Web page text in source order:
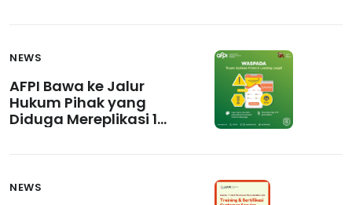
NEWS
AFPI Bawa ke Jalur
Hukum Pihak yang
Diduga Mereplikasi 17
NEWS